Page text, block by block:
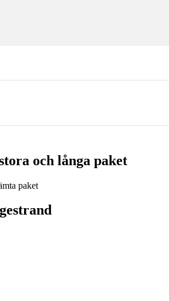
och långa paket